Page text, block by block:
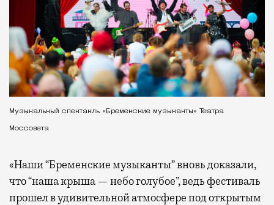
Музыкальный спектакль «Бременские музыканты» Театра
Моссовета
«Наши “Бременские музыканты” вновь доказали,
что “наша крыша — небо голубое”, ведь фестиваль
прошел в удивительной атмосфере под открытым